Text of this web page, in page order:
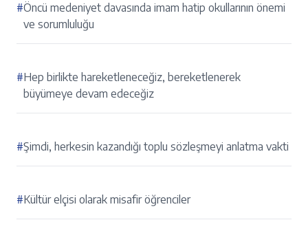
#Öncü medeniyet davasında imam hatip okullarının önemi
ve sorumluluğu
#Hep birlikte hareketleneceğiz, bereketlenerek
büyümeye devam edeceğiz
#Şimdi, herkesin kazandığı toplu sözleşmeyi anlatma vakti
#Kültür elçisi olarak misafir öğrenciler